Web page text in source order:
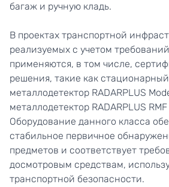
багаж и ручную кладь.
В проектах транспортной
реализуемых с учетом
применяются, в том числе,
решения, такие как
металлодетектор RADARPLUS
металлодетектор RADARPLUS
Оборудование данного класса
стабильное первичное
предметов и соответствует
досмотровым средствам,
транспортной безопасности.